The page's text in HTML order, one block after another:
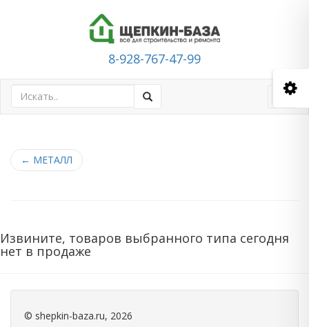
8-928-767-47-99
← МЕТАЛЛ
Извините, товаров выбранного типа сегодня
нет в продаже
© shepkin-baza.ru, 2026